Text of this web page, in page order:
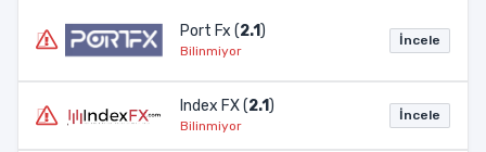
Port Fx (2.1)
Bilinmiyor
İncele
Index FX (2.1)
Bilinmiyor
İncele